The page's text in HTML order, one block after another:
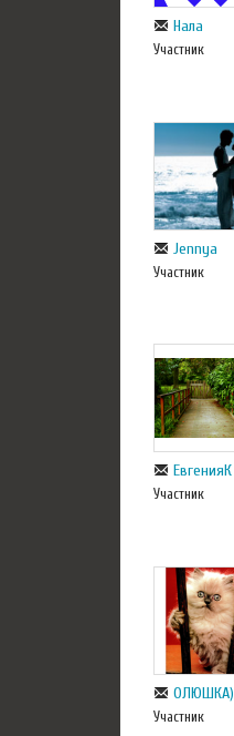
Нала
Участник
Jennya
Участник
ЕвгенияК
Участник
ОЛЮШКА)
Участник